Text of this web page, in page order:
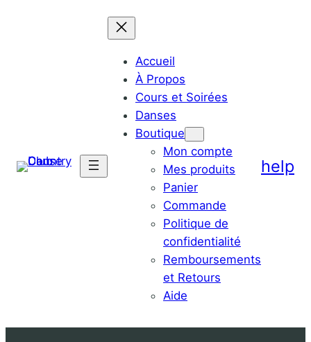
Accueil
À Propos
Cours et Soirées
Danses
Boutique
Mon compte
Mes produits
Panier
Commande
Politique de
confidentialité
Remboursements
et Retours
Aide
help